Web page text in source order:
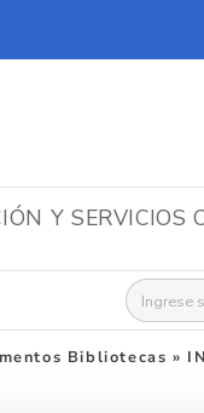
Y SERVICIOS
Buscar:
Bibliotecas »